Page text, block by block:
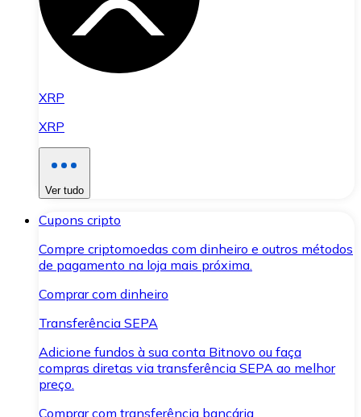
XRP
XRP
Ver tudo
Cupons cripto
Compre criptomoedas com dinheiro e outros métodos
de pagamento na loja mais próxima.
Comprar com dinheiro
Transferência SEPA
Adicione fundos à sua conta Bitnovo ou faça
compras diretas via transferência SEPA ao melhor
preço.
Comprar com transferência bancária